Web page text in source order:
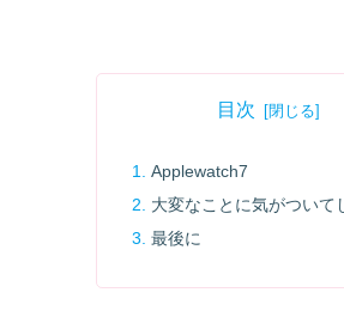
目次
Applewatch7
大変なことに気がついて
最後に